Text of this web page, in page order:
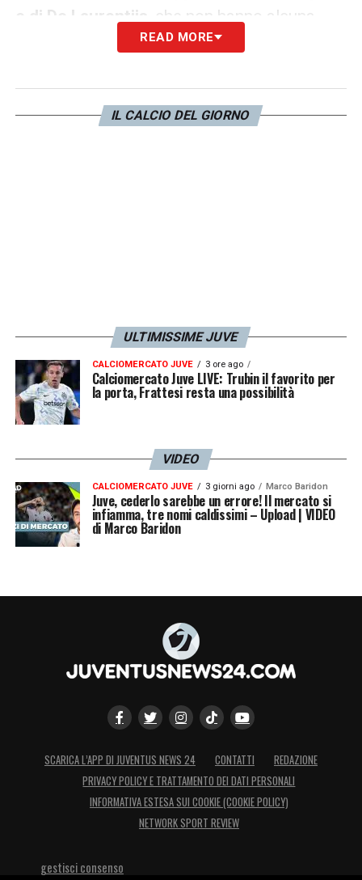
e di De Laurentiis
, che non hanno alcuna
intenzione di lasciar andare il ds che ha
LA PLAYLIST DELLE NOSTRE TOP NEWS
READ MORE
IL CALCIO DEL GIORNO
ULTIMISSIME JUVE
CALCIOMERCATO JUVE 3 ore ago
Calciomercato Juve LIVE: Trubin il favorito per
la porta, Frattesi resta una possibilità
VIDEO
CALCIOMERCATO JUVE 3 giorni ago Marco Baridon
Juve, cederlo sarebbe un errore! Il mercato si
infiamma, tre nomi caldissimi – Upload | VIDEO
di Marco Baridon
SCARICA L’APP DI JUVENTUS NEWS 24 CONTATTI
REDAZIONE
PRIVACY POLICY E TRATTAMENTO DEI DATI PERSONALI
INFORMATIVA ESTESA SUI COOKIE (COOKIE POLICY)
NETWORK SPORT REVIEW
gestisci consenso